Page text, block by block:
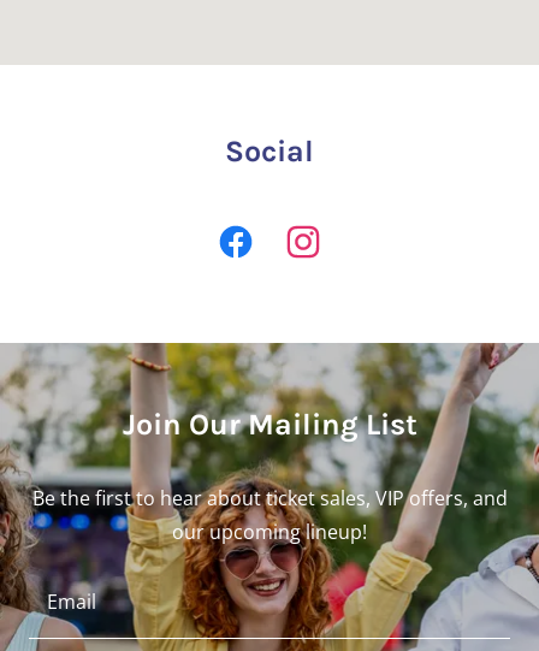
Social
Join Our Mailing List
Be the first to hear about ticket sales, VIP offers, and
our upcoming lineup!
Email